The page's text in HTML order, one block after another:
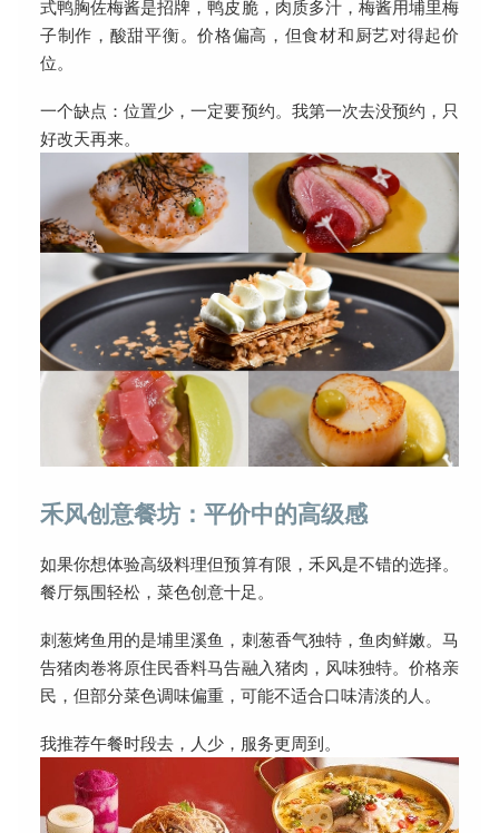
式鸭胸佐梅酱是招牌，鸭皮脆，肉质多汁，梅酱用埔里梅
子制作，酸甜平衡。价格偏高，但食材和厨艺对得起价
位。
一个缺点：位置少，一定要预约。我第一次去没预约，只
好改天再来。
禾风创意餐坊：平价中的高级感
如果你想体验高级料理但预算有限，禾风是不错的选择。
餐厅氛围轻松，菜色创意十足。
刺葱烤鱼用的是埔里溪鱼，刺葱香气独特，鱼肉鲜嫩。马
告猪肉卷将原住民香料马告融入猪肉，风味独特。价格亲
民，但部分菜色调味偏重，可能不适合口味清淡的人。
我推荐午餐时段去，人少，服务更周到。